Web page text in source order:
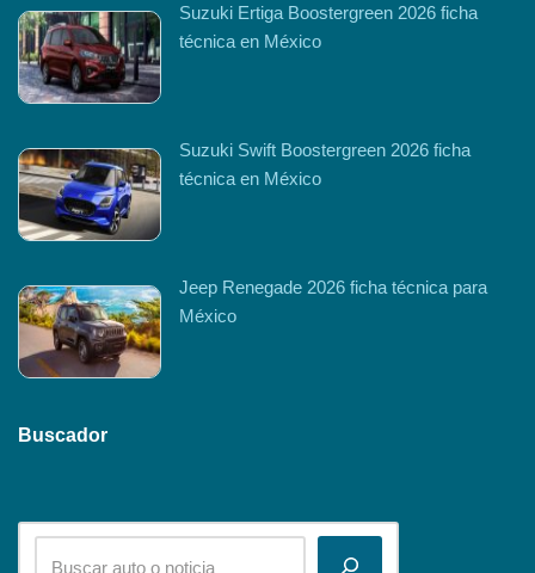
Suzuki Ertiga Boostergreen 2026 ficha
técnica en México
Suzuki Swift Boostergreen 2026 ficha
técnica en México
Jeep Renegade 2026 ficha técnica para
México
Buscador